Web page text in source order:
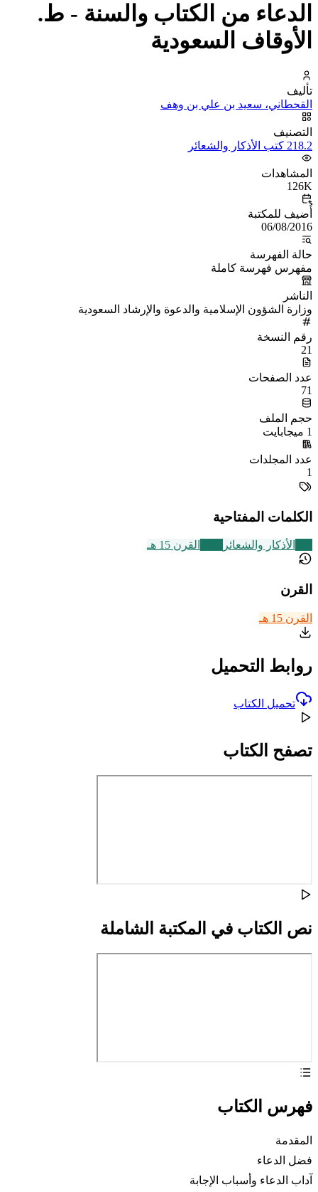
الدعاء من الكتاب والسنة - ط.
الأوقاف السعودية
تأليف
القحطاني، سعيد بن علي بن وهف
التصنيف
218.2 كتب الأذكار والشعائر
المشاهدات
126K
أُضيف للمكتبة
06/08/2016
حالة الفهرسة
مفهرس فهرسة كاملة
الناشر
وزارة الشؤون الإسلامية والدعوة والإرشاد السعودية
رقم النسخة
21
عدد الصفحات
71
حجم الملف
1 ميجابايت
عدد المجلدات
1
الكلمات المفتاحية
الأذكار والشعائر القرن 15 هـ
القرن
القرن 15 هـ
روابط التحميل
تحميل الكتاب
تصفح الكتاب
نص الكتاب في المكتبة الشاملة
فهرس الكتاب
المقدمة
فضل الدعاء
آداب الدعاء وأسباب الإجابة